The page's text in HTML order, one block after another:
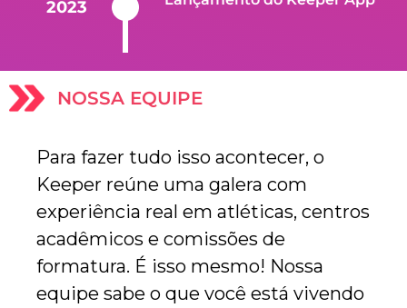
2023
NOSSA EQUIPE
Para fazer tudo isso acontecer, o
Keeper reúne uma galera com
experiência real em atléticas, centros
acadêmicos e comissões de
formatura. É isso mesmo! Nossa
equipe sabe o que você está vivendo